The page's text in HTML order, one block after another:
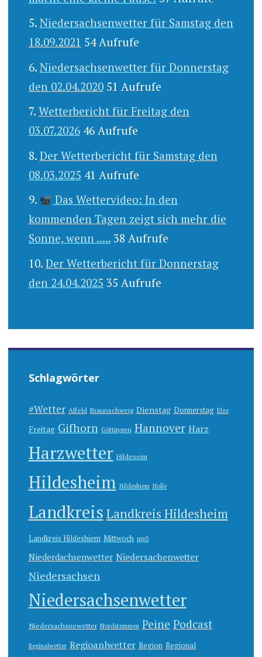
Niedersachsenwetter für Samstag den
18.09.2021 54 Aufrufe
Niedersachsenwetter für Donnerstag
den 02.04.2020 51 Aufrufe
Wetterbericht für Freitag den
03.07.2026 46 Aufrufe
Der Wetterbericht für Samstag den
08.03.2025 41 Aufrufe
Das Wettervideo: In den
kommenden Tagen zeigt sich mehr die
Sonne, wenn ..... 38 Aufrufe
Der Wetterbericht für Donnerstag
den 24.04.2025 35 Aufrufe
Schlagwörter
#Wetter Alfeld Braunschweig Dienstag Donnerstag Elze
Freitag Gifhorn Göttingen Hannover Harz
Harzwetter Hildeseim
Hildesheim Hildeshiem Holle
Landkreis Landkreis Hildesheim
Landkreis Hildeshiem Mittwoch mp3
Niederdachsenwetter Niedersachenwetter
Niedersachsen
Niedersachsenwetter
Niedersachsnewetter Nordstemmen Peine Podcast
Reginalwetter Regioanlwetter Region Regional